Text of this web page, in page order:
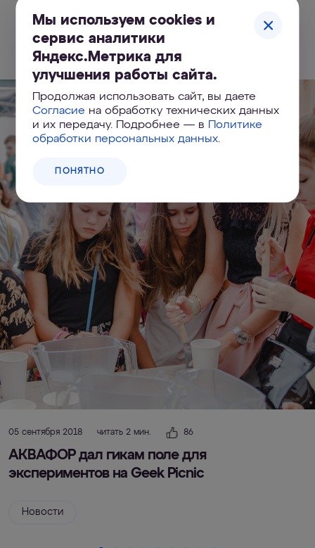
Похожие статьи
05 сентября 2018 читать 2 мин. 86
АКВАФОР дал гикам поле для
экспериментов на Geek Picnic
Новости
Мы используем cookies и
сервис аналитики
Яндекс.Метрика для
улучшения работы сайта.
Продолжая использовать сайт, вы даете
Согласие на обработку технических данных
и их передачу. Подробнее — в
Политике
обработки персональных данных.
ПОНЯТНО